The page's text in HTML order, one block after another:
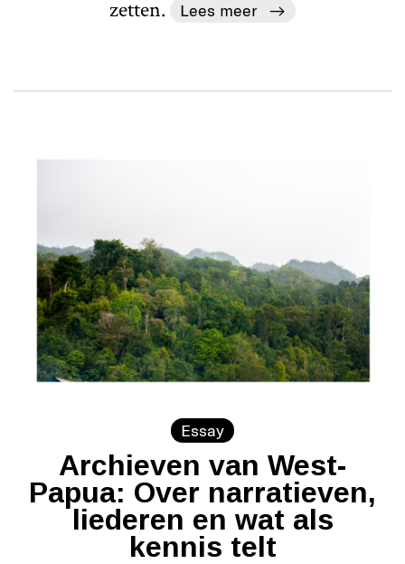
zetten. Lees meer
Essay
Archieven van West-
Papua: Over narratieven,
liederen en wat als
kennis telt